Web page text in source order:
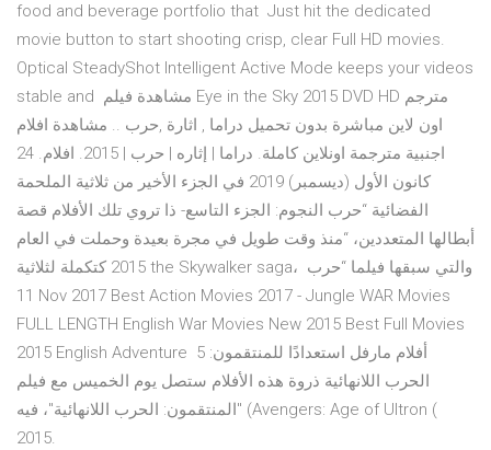
food and beverage portfolio that Just hit the dedicated
movie button to start shooting crisp, clear Full HD movies.
Optical SteadyShot Intelligent Active Mode keeps your videos
stable and مشاهدة فيلم Eye in the Sky 2015 DVD HD مترجم
اون لاين مباشرة بدون تحميل دراما , اثارة ,حرب .. مشاهدة افلام
اجنبية مترجمة اونلاين كاملة. دراما | إثاره | حرب | 2015. افلام. 24
كانون الأول (ديسمبر) 2019 في الجزء الأخير من ثلاثية الملحمة
الفضائية “حرب النجوم: الجزء التاسع- ذا تروي تلك الأفلام قصة
أبطالها المتعددين، “منذ وقت طويل في مجرة بعيدة وحملت في العام
2015 كتكملة لثلاثية the Skywalker saga، والتي سبقها فيلما “حرب
11 Nov 2017 Best Action Movies 2017 - Jungle WAR Movies
FULL LENGTH English War Movies New 2015 Best Full Movies
2015 English Adventure 5 أفلام مارفل استعدادًا للمنتقمون:
الحرب اللانهائية ذروة هذه الأفلام ستصل يوم الخميس مع فيلم
"المنتقمون: الحرب اللانهائية"، فيه (Avengers: Age of Ultron (
2015.